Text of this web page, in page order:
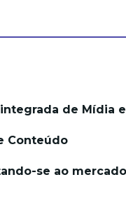
de Mídia e
Conteúdo
se ao mercado